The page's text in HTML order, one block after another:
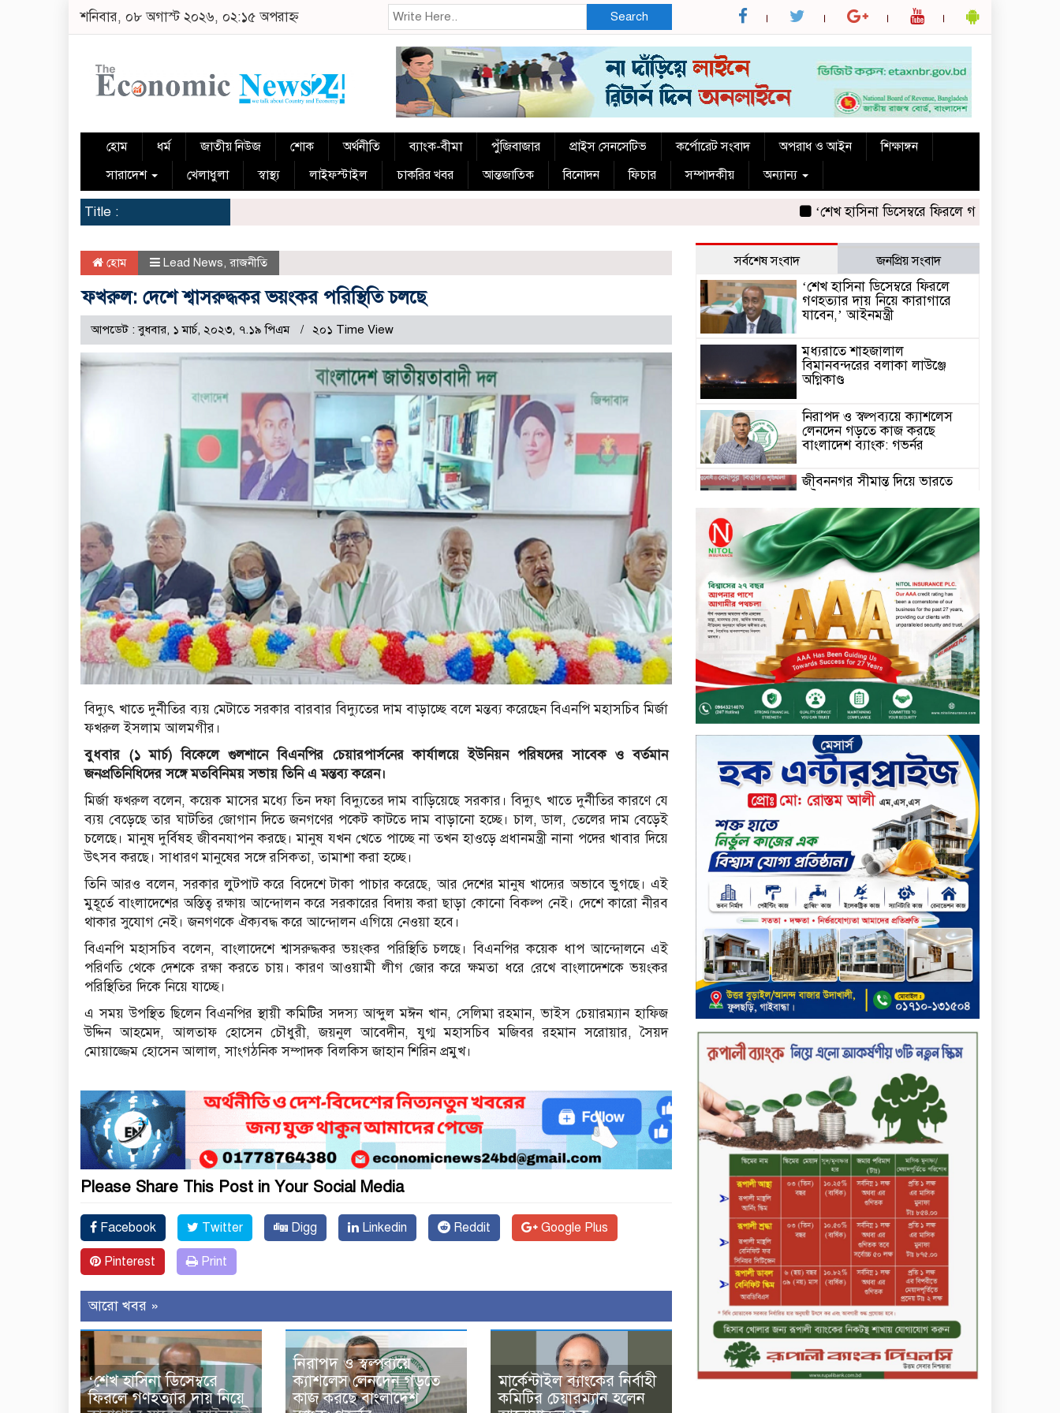
শনিবার, ০৮ অগাস্ট ২০২৬, ০২:১৫ অপরাহ্ন Search
হোম ধর্ম জাতীয় নিউজ শোক অর্থনীতি ব্যাংক-বীমা পুঁজিবাজার প্রাইস সেনসেটিভ কর্পোরেট সংবাদ অপরাধ ও আইন
শিক্ষাঙ্গন
সারাদেশ
খেলাধুলা স্বাস্থ্য লাইফস্টাইল চাকরির খবর আন্তজাতিক বিনোদন ফিচার সম্পাদকীয় অন্যান্য
Title : ‘শেখ হাসিনা ডিসেম্বরে ফিরলে গণহত্যার দায় নিয়ে
হোম Lead News, রাজনীতি
ফখরুল: দেশে শ্বাসরুদ্ধকর ভয়ংকর পরিস্থিতি চলছে
আপডেট : বুধবার, ১ মার্চ, ২০২৩, ৭.১৯ পিএম ২০১ Time View
বিদ্যুৎ খাতে দুর্নীতির ব্যয় মেটাতে সরকার বারবার বিদ্যুতের দাম বাড়াচ্ছে বলে মন্তব্য করেছেন বিএনপি মহাসচিব মির্জা
ফখরুল ইসলাম আলমগীর।
বুধবার (১ মার্চ) বিকেলে গুলশানে বিএনপির চেয়ারপার্সনের কার্যালয়ে ইউনিয়ন পরিষদের সাবেক ও বর্তমান
জনপ্রতিনিধিদের সঙ্গে মতবিনিময় সভায় তিনি এ মন্তব্য করেন।
মির্জা ফখরুল বলেন, কয়েক মাসের মধ্যে তিন দফা বিদ্যুতের দাম বাড়িয়েছে সরকার। বিদ্যুৎ খাতে দুর্নীতির কারণে যে
ব্যয় বেড়েছে তার ঘাটতির জোগান দিতে জনগণের পকেট কাটতে দাম বাড়ানো হচ্ছে। চাল, ডাল, তেলের দাম বেড়েই
চলেছে। মানুষ দুর্বিষহ জীবনযাপন করছে। মানুষ যখন খেতে পাচ্ছে না তখন হাওড়ে প্রধানমন্ত্রী নানা পদের খাবার দিয়ে
উৎসব করছে। সাধারণ মানুষের সঙ্গে রসিকতা, তামাশা করা হচ্ছে।
তিনি আরও বলেন, সরকার লুটপাট করে বিদেশে টাকা পাচার করেছে, আর দেশের মানুষ খাদ্যের অভাবে ভুগছে। এই
মুহূর্তে বাংলাদেশের অস্তিত্ব রক্ষায় আন্দোলন করে সরকারের বিদায় করা ছাড়া কোনো বিকল্প নেই। দেশে কারো নীরব
থাকার সুযোগ নেই। জনগণকে ঐক্যবদ্ধ করে আন্দোলন এগিয়ে নেওয়া হবে।
বিএনপি মহাসচিব বলেন, বাংলাদেশে শ্বাসরুদ্ধকর ভয়ংকর পরিস্থিতি চলছে। বিএনপির কয়েক ধাপ আন্দোলনে এই
পরিণতি থেকে দেশকে রক্ষা করতে চায়। কারণ আওয়ামী লীগ জোর করে ক্ষমতা ধরে রেখে বাংলাদেশকে ভয়ংকর
পরিস্থিতির দিকে নিয়ে যাচ্ছে।
এ সময় উপস্থিত ছিলেন বিএনপির স্থায়ী কমিটির সদস্য আব্দুল মঈন খান, সেলিমা রহমান, ভাইস চেয়ারম্যান হাফিজ
উদ্দিন আহমেদ, আলতাফ হোসেন চৌধুরী, জয়নুল আবেদীন, যুগ্ম মহাসচিব মজিবর রহমান সরোয়ার, সৈয়দ
মোয়াজ্জেম হোসেন আলাল, সাংগঠনিক সম্পাদক বিলকিস জাহান শিরিন প্রমুখ।
Please Share This Post in Your Social Media
Facebook Twitter Digg Linkedin Reddit Google Plus
Pinterest Print
আরো খবর »
‘শেখ হাসিনা ডিসেম্বরে
ফিরলে গণহত্যার দায় নিয়ে
নিরাপদ ও স্বল্পব্যয়ে
ক্যাশলেস লেনদেন গড়তে
কাজ করছে বাংলাদেশ
মার্কেন্টাইল ব্যাংকের নির্বাহী
কমিটির চেয়ারম্যান হলেন
সর্বশেষ সংবাদ জনপ্রিয় সংবাদ
‘শেখ হাসিনা ডিসেম্বরে ফিরলে
গণহত্যার দায় নিয়ে কারাগারে
যাবেন,’ আইনমন্ত্রী
মধ্যরাতে শাহজালাল
বিমানবন্দরের বলাকা লাউঞ্জে
অগ্নিকাণ্ড
নিরাপদ ও স্বল্পব্যয়ে ক্যাশলেস
লেনদেন গড়তে কাজ করছে
বাংলাদেশ ব্যাংক: গভর্নর
জীবননগর সীমান্ত দিয়ে ভারতে
অবৈধ অনুপ্রবেশের সময় ৮
বাংলাদেশি নারী আটক
মাধবপুর গৃহবধূর ঝুলন্ত মরদেহ
উদ্ধার করছে পুলিশ
চ্যানেল আইয়ের ‘আমরাই
বাংলাদেশ’ টকশোতে সাইফুল
ইসলাম সোহেল ও চিত্রনায়ক ডিএ
তায়েব
টাঙ্গাইলে নিহত বাস মালিকদের
পরিবারকে অনুদান ও সম্মাননা
প্রদান
টাঙ্গাইলে ভাষা কর্মশালা ও পুরষ্কার
বিতরণ
সড়ক নিরাপত্তায় বিশেষ অবদান
রাখায় নিসচা বিশেষ সম্মাননা
পেলেন লায়ন গনি মিয়া বাবুল
মার্কেন্টাইল ব্যাংকের নির্বাহী
কমিটির চেয়ারম্যান হলেন
আনোয়ারুল হক
সপ্তাহের শেষ কার্যদিবসে
লেনদেনের তালিকায় শীর্ষে উঠে
এসেছে শার্প ইন্ডাস্ট্রিজ
সপ্তাহের শেষ কার্যদিবসে
দরপতনের শীর্ষে সেনা ইন্স্যুরেন্স
সপ্তাহের শেষ কার্যদিবসে দরবৃদ্ধির
শীর্ষে নিটল ইন্স্যুরেন্স
সিলেটের ওসমানীনগরে দুই বাসের
মুখোমুখি সংঘর্ষে ৮ জন নিহত
২০২৯ সালের মধ্যে বাংলাদেশের
সবচেয়ে বিশ্বস্ত, টেকসই ও
ক্যাশলেস ব্যাংক হওয়ার লক্ষ্য
নিয়ে ‘ভিশন ২০২৯’ উন্মোচন করল
কমিউনিটি ব্যাংক বাংলাদেশ
পিএলসি